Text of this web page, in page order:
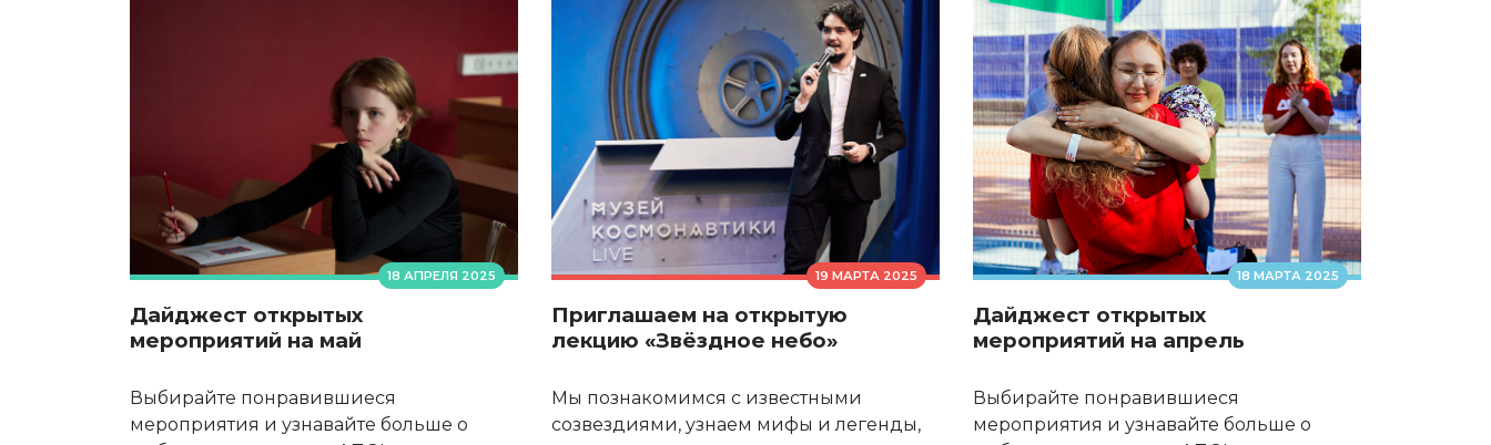
18 АПРЕЛЯ 2025
Дайджест открытых
мероприятий на май
Выбирайте понравившиеся
мероприятия и узнавайте больше о
19 МАРТА 2025
Приглашаем на открытую
лекцию «Звёздное небо»
Мы познакомимся с известными
созвездиями, узнаем мифы и легенды,
18 МАРТА 2025
Дайджест открытых
мероприятий на апрель
Выбирайте понравившиеся
мероприятия и узнавайте больше о